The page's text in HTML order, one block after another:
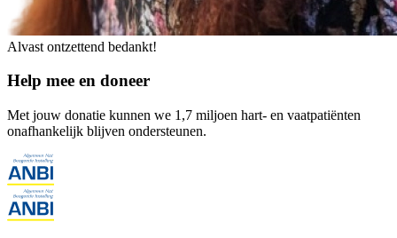
Alvast ontzettend bedankt!
Help mee en doneer
Met jouw donatie kunnen we 1,7 miljoen hart- en vaatpatiënten
onafhankelijk blijven ondersteunen.